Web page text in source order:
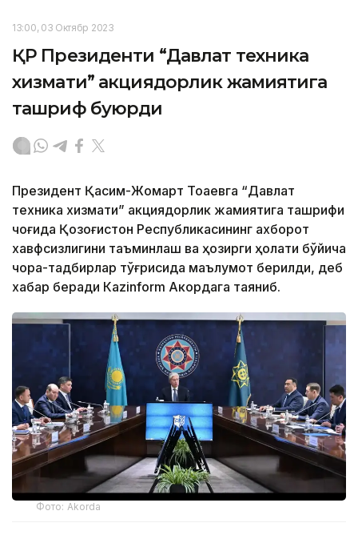
13:00, 03 Октябр 2023
ҚР Президенти “Давлат техника
хизмати” акциядорлик жамиятига
ташриф буюрди
Президент Қасим-Жомарт Тоқаевга “Давлат
техника хизмати” акциядорлик жамиятига ташрифи
чоғида Қозоғистон Республикасининг ахборот
хавфсизлигини таъминлаш ва ҳозирги ҳолати бўйича
чора-тадбирлар тўғрисида маълумот берилди, деб
хабар беради Каzinform Акордага таяниб.
Фото: Akorda